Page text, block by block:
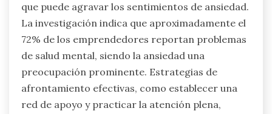
que puede agravar los sentimientos de ansiedad.
La investigación indica que aproximadamente el
72% de los emprendedores reportan problemas
de salud mental, siendo la ansiedad una
preocupación prominente. Estrategias de
afrontamiento efectivas, como establecer una
red de apoyo y practicar la atención plena,